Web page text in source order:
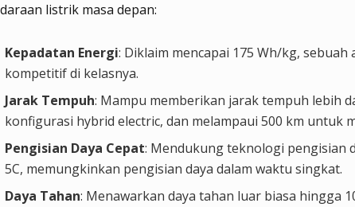
listrik masa depan:
Kepadatan Energi: Diklaim mencapai 175 Wh/kg, sebuah
kompetitif di kelasnya.
Jarak Tempuh: Mampu memberikan jarak tempuh lebih
konfigurasi hybrid electric, dan melampaui 500 km untuk
Pengisian Daya Cepat: Mendukung teknologi pengisian
5C, memungkinkan pengisian daya dalam waktu singkat.
Daya Tahan: Menawarkan daya tahan luar biasa hingga